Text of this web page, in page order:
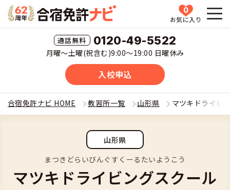
0
お気に入り
0120-49-5522
月曜〜土曜(祝含む)9:00〜19:00 日曜休み
入校申込
HOME
教習所一覧
運転免許の種類(車種)を選ぶ
普通二輪
教習所検索
合宿免許とは
合宿免許とは合宿免許に役立つ情報
合宿免許ナビ HOME 教習所一覧 山形県 マツキドライビ
山形県
まつきどらいびんぐすくーるたいようこう
マツキドライビングスクール